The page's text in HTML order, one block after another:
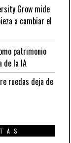
Grow mide
a cambiar el
patrimonio
de la IA
ruedas deja de